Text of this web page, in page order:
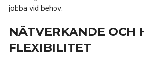
jobba vid behov.
NÄTVERKANDE OCH
FLEXIBILITET